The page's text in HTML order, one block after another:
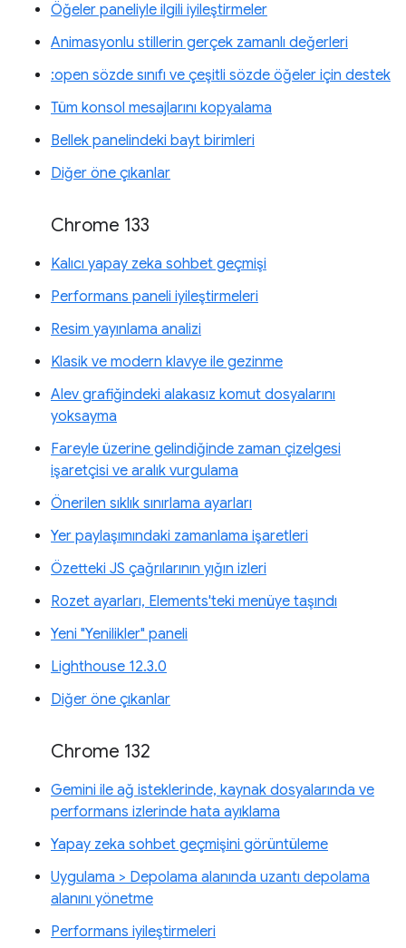
Öğeler paneliyle ilgili iyileştirmeler
Animasyonlu stillerin gerçek zamanlı değerleri
:open sözde sınıfı ve çeşitli sözde öğeler için destek
Tüm konsol mesajlarını kopyalama
Bellek panelindeki bayt birimleri
Diğer öne çıkanlar
Chrome 133
Kalıcı yapay zeka sohbet geçmişi
Performans paneli iyileştirmeleri
Resim yayınlama analizi
Klasik ve modern klavye ile gezinme
Alev grafiğindeki alakasız komut dosyalarını
yoksayma
Fareyle üzerine gelindiğinde zaman çizelgesi
işaretçisi ve aralık vurgulama
Önerilen sıklık sınırlama ayarları
Yer paylaşımındaki zamanlama işaretleri
Özetteki JS çağrılarının yığın izleri
Rozet ayarları, Elements'teki menüye taşındı
Yeni "Yenilikler" paneli
Lighthouse 12.3.0
Diğer öne çıkanlar
Chrome 132
Gemini ile ağ isteklerinde, kaynak dosyalarında ve
performans izlerinde hata ayıklama
Yapay zeka sohbet geçmişini görüntüleme
Uygulama > Depolama alanında uzantı depolama
alanını yönetme
Performans iyileştirmeleri